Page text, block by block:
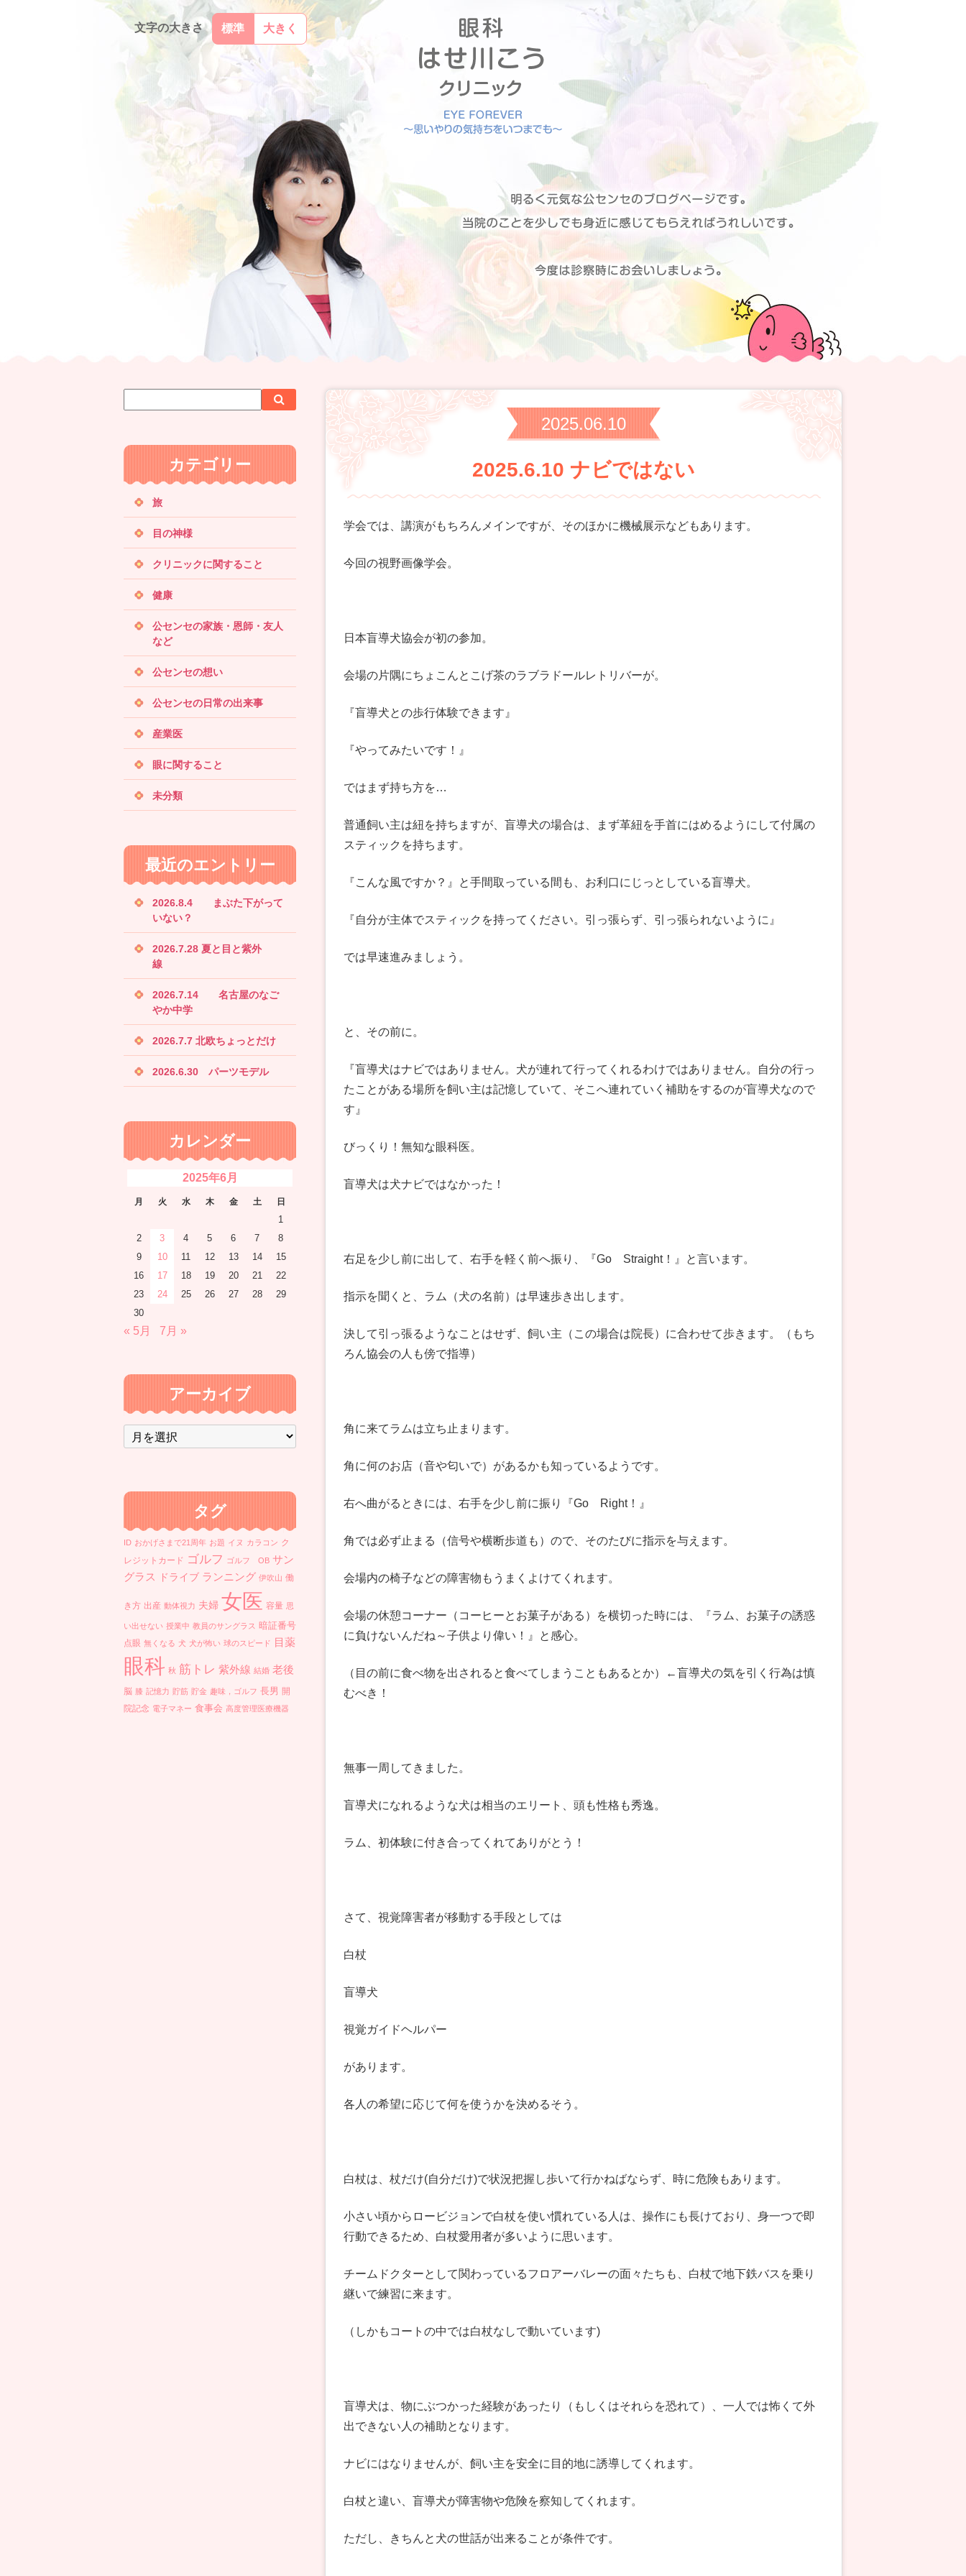
文字の大きさ 標準 大きく
2025.06.10
2025.6.10 ナビではない
学会では、講演がもちろんメインですが、そのほかに機械展示などもあります。
今回の視野画像学会。
日本盲導犬協会が初の参加。
会場の片隅にちょこんとこげ茶のラブラドールレトリバーが。
『盲導犬との歩行体験できます』
『やってみたいです！』
ではまず持ち方を…
普通飼い主は紐を持ちますが、盲導犬の場合は、まず革紐を手首にはめるようにして付属の
スティックを持ちます。
『こんな風ですか？』と手間取っている間も、お利口にじっとしている盲導犬。
『自分が主体でスティックを持ってください。引っ張らず、引っ張られないように』
では早速進みましょう。
と、その前に。
『盲導犬はナビではありません。犬が連れて行ってくれるわけではありません。自分の行っ
たことがある場所を飼い主は記憶していて、そこへ連れていく補助をするのが盲導犬なので
す』
びっくり！無知な眼科医。
盲導犬は犬ナビではなかった！
右足を少し前に出して、右手を軽く前へ振り、『Go Straight！』と言います。
指示を聞くと、ラム（犬の名前）は早速歩き出します。
決して引っ張るようなことはせず、飼い主（この場合は院長）に合わせて歩きます。（もち
ろん協会の人も傍で指導）
角に来てラムは立ち止まります。
角に何のお店（音や匂いで）があるかも知っているようです。
右へ曲がるときには、右手を少し前に振り『Go Right！』
角では必ず止まる（信号や横断歩道も）ので、そのたびに指示を与えます。
会場内の椅子などの障害物もうまくよけてくれます。
会場の休憩コーナー（コーヒーとお菓子がある）を横切った時には、『ラム、お菓子の誘惑
に負けないんだね～子供より偉い！』と感心。
（目の前に食べ物を出されると食べてしまうこともあるとか）←盲導犬の気を引く行為は慎
むべき！
無事一周してきました。
盲導犬になれるような犬は相当のエリート、頭も性格も秀逸。
ラム、初体験に付き合ってくれてありがとう！
さて、視覚障害者が移動する手段としては
白杖
盲導犬
視覚ガイドヘルパー
があります。
各人の希望に応じて何を使うかを決めるそう。
白杖は、杖だけ(自分だけ)で状況把握し歩いて行かねばならず、時に危険もあります。
小さい頃からロービジョンで白杖を使い慣れている人は、操作にも長けており、身一つで即
行動できるため、白杖愛用者が多いように思います。
チームドクターとして関わっているフロアーバレーの面々たちも、白杖で地下鉄バスを乗り
継いで練習に来ます。
（しかもコートの中では白杖なしで動いています)
盲導犬は、物にぶつかった経験があったり（もしくはそれらを恐れて）、一人では怖くて外
出できない人の補助となります。
ナビにはなりませんが、飼い主を安全に目的地に誘導してくれます。
白杖と違い、盲導犬が障害物や危険を察知してくれます。
ただし、きちんと犬の世話が出来ることが条件です。
イ
内
索
索
カテゴリー
旅
目の神様
クリニックに関すること
健康
公センセの家族・恩師・友人
など
公センセの想い
公センセの日常の出来事
産業医
眼に関すること
未分類
最近のエントリー
2026.8.4 まぶた下がって
いない？
2026.7.28 夏と目と紫外
線
2026.7.14 名古屋のなご
やか中学
2026.7.7 北欧ちょっとだけ
2026.6.30 パーツモデル
カレンダー
2025年6月
月 火 水 木 金 土 日
1
2
3 4 5 6 7
8
9
10 11 12 13 14
15
16
17 18 19 20 21
22
23
24 25 26 27 28
29
30
« 5月 7月 »
アーカイブ
ア
ー
ブ
タグ
ID おかげさまで21周年 お題 イヌ カラコン ク
レジットカード ゴルフ ゴルフ OB サン
グラス
ドライブ ランニング 伊吹山 働
き方 出産 動体視力 夫婦 女医 容量 思
い出せない 授業中 教員のサングラス 暗証番号
点眼 無くなる 犬 犬が怖い 球のスピード 目薬
眼科 秋 筋トレ 紫外線 結婚 老後
脳 膝 記憶力 貯筋 貯金 趣味，ゴルフ 長男 開
院記念 電子マネー 食事会 高度管理医療機器